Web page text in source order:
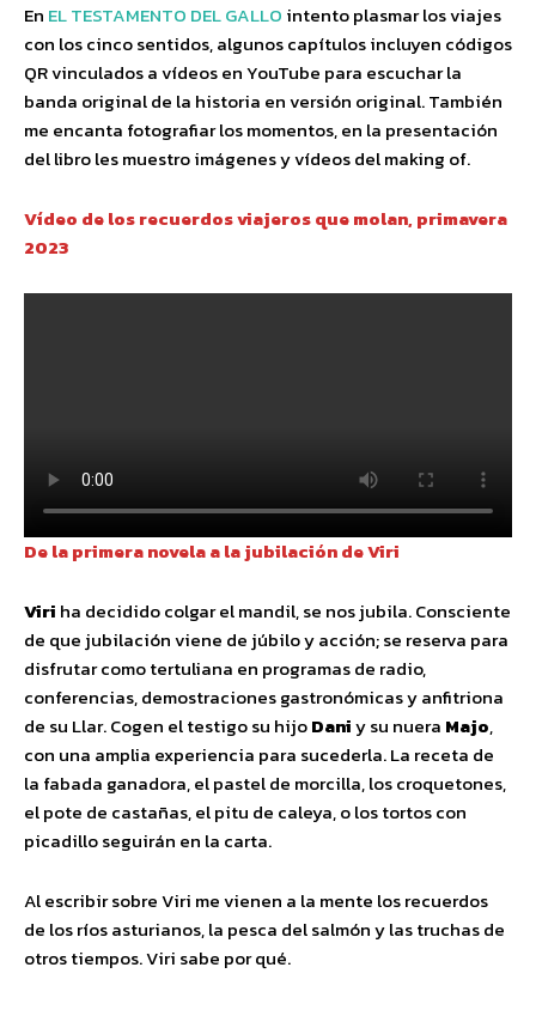
En EL TESTAMENTO DEL GALLO intento plasmar los viajes
con los cinco sentidos, algunos capítulos incluyen códigos
QR vinculados a vídeos en YouTube para escuchar la
banda original de la historia en versión original. También
me encanta fotografiar los momentos, en la presentación
del libro les muestro imágenes y vídeos del making of.
Vídeo de los recuerdos viajeros que molan, primavera
2023
De la primera novela a la jubilación de Viri
Viri ha decidido colgar el mandil, se nos jubila. Consciente
de que jubilación viene de júbilo y acción; se reserva para
disfrutar como tertuliana en programas de radio,
conferencias, demostraciones gastronómicas y anfitriona
de su Llar. Cogen el testigo su hijoDaniy su nuera Majo,
con una amplia experiencia para sucederla. La receta de
la fabada ganadora, el pastel de morcilla, los croquetones,
el pote de castañas, el pitu de caleya, o los tortos con
picadillo seguirán en la carta.
Al escribir sobre Viri me vienen a la mente los recuerdos
de los ríos asturianos, la pesca del salmón y las truchas de
otros tiempos. Viri sabe por qué.